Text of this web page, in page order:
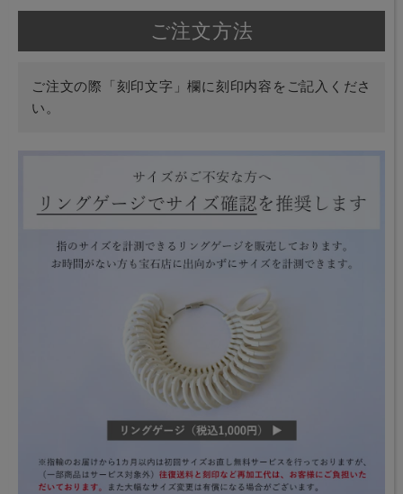
ご注文方法
ご注文の際「刻印文字」欄に刻印内容をご記入くださ
い。